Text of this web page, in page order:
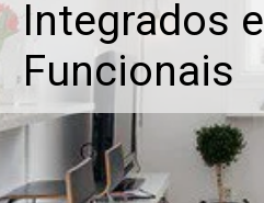
Integrados e
Funcionais